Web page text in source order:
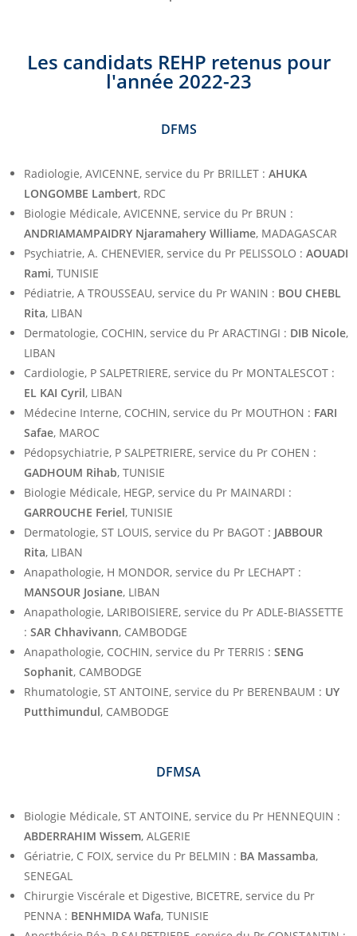
Les candidats REHP retenus pour
l'année 2022-23
DFMS
Radiologie, AVICENNE, service du Pr BRILLET : AHUKA
LONGOMBE Lambert, RDC
Biologie Médicale, AVICENNE, service du Pr BRUN :
ANDRIAMAMPAIDRY Njaramahery Williame, MADAGASCAR
Psychiatrie, A. CHENEVIER, service du Pr PELISSOLO : AOUADI
Rami, TUNISIE
Pédiatrie, A TROUSSEAU, service du Pr WANIN : BOU CHEBL
Rita, LIBAN
Dermatologie, COCHIN, service du Pr ARACTINGI : DIB Nicole,
LIBAN
Cardiologie, P SALPETRIERE, service du Pr MONTALESCOT :
EL KAI Cyril, LIBAN
Médecine Interne, COCHIN, service du Pr MOUTHON : FARI
Safae, MAROC
Pédopsychiatrie, P SALPETRIERE, service du Pr COHEN :
GADHOUM Rihab, TUNISIE
Biologie Médicale, HEGP, service du Pr MAINARDI :
GARROUCHE Feriel, TUNISIE
Dermatologie, ST LOUIS, service du Pr BAGOT : JABBOUR
Rita, LIBAN
Anapathologie, H MONDOR, service du Pr LECHAPT :
MANSOUR Josiane, LIBAN
Anapathologie, LARIBOISIERE, service du Pr ADLE-BIASSETTE
: SAR Chhavivann, CAMBODGE
Anapathologie, COCHIN, service du Pr TERRIS : SENG
Sophanit, CAMBODGE
Rhumatologie, ST ANTOINE, service du Pr BERENBAUM : UY
Putthimundul, CAMBODGE
DFMSA
Biologie Médicale, ST ANTOINE, service du Pr HENNEQUIN :
ABDERRAHIM Wissem, ALGERIE
Gériatrie, C FOIX, service du Pr BELMIN : BA Massamba,
SENEGAL
Chirurgie Viscérale et Digestive, BICETRE, service du Pr
PENNA : BENHMIDA Wafa, TUNISIE